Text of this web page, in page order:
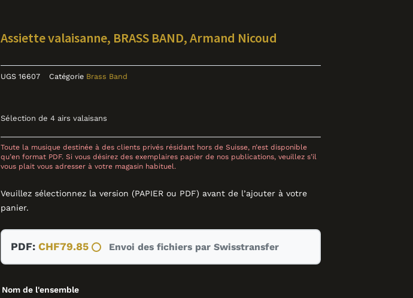
Assiette valaisanne, BRASS BAND, Armand Nicoud
UGS 16607 Catégorie Brass Band
Sélection de 4 airs valaisans
Toute la musique destinée à des clients privés résidant hors de Suisse, n’est disponible
qu’en format PDF. Si vous désirez des exemplaires papier de nos publications, veuillez s’il
vous plait vous adresser à votre magasin habituel.
Veuillez sélectionnez la version (PAPIER ou PDF) avant de l’ajouter à votre
panier.
PDF: CHF79.85 Envoi des fichiers par Swisstransfer
Nom de l'ensemble
quantité
de
Assiette
BRASS